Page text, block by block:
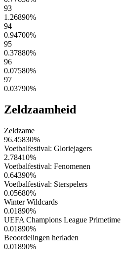
93
1.26890%
94
0.94700%
95
0.37880%
96
0.07580%
97
0.03790%
Zeldzaamheid
Zeldzame
96.45830%
Voetbalfestival: Gloriejagers
2.78410%
Voetbalfestival: Fenomenen
0.64390%
Voetbalfestival: Sterspelers
0.05680%
Winter Wildcards
0.01890%
UEFA Champions League Primetime
0.01890%
Beoordelingen herladen
0.01890%